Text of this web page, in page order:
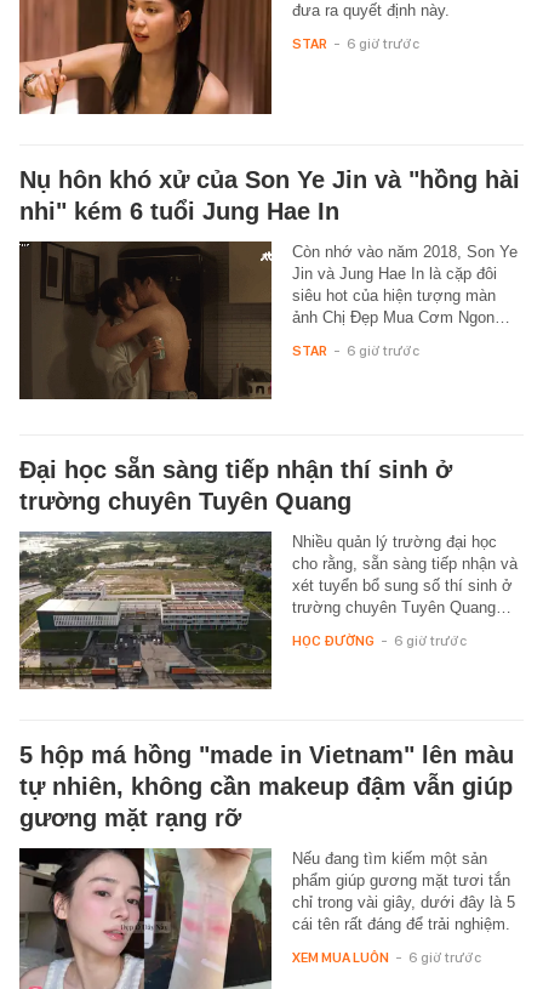
đưa ra quyết định này.
STAR - 6 giờ trước
Nụ hôn khó xử của Son Ye Jin và "hồng hài
nhi" kém 6 tuổi Jung Hae In
Còn nhớ vào năm 2018, Son Ye
Jin và Jung Hae In là cặp đôi
siêu hot của hiện tượng màn
ảnh Chị Đẹp Mua Cơm Ngon…
STAR - 6 giờ trước
Đại học sẵn sàng tiếp nhận thí sinh ở
trường chuyên Tuyên Quang
Nhiều quản lý trường đại học
cho rằng, sẵn sàng tiếp nhận và
xét tuyển bổ sung số thí sinh ở
trường chuyên Tuyên Quang…
HỌC ĐƯỜNG - 6 giờ trước
5 hộp má hồng "made in Vietnam" lên màu
tự nhiên, không cần makeup đậm vẫn giúp
gương mặt rạng rỡ
Nếu đang tìm kiếm một sản
phẩm giúp gương mặt tươi tắn
chỉ trong vài giây, dưới đây là 5
cái tên rất đáng để trải nghiệm.
XEM MUA LUÔN - 6 giờ trước